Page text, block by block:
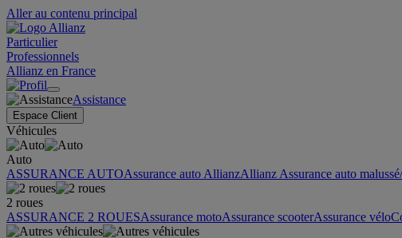
Aller au contenu principal
Particulier
Professionnels
Allianz en France
Assistance
Espace Client
Véhicules
Auto
ASSURANCE AUTOAssurance auto AllianzAllianz Assurance auto
2 roues
ASSURANCE 2 ROUESAssurance motoAssurance scooterAssurance vélo